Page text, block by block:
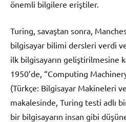
önemli bilgilere eriştiler.
Turing, savaştan sonra,
bilgisayar bilimi dersleri verdi
ilk bilgisayarın geliştirilmesine
1950’de, “Computing
(Türkçe: Bilgisayar Makineleri ve
makalesinde, Turing testi adlı
bir bilgisayarın insan gibi